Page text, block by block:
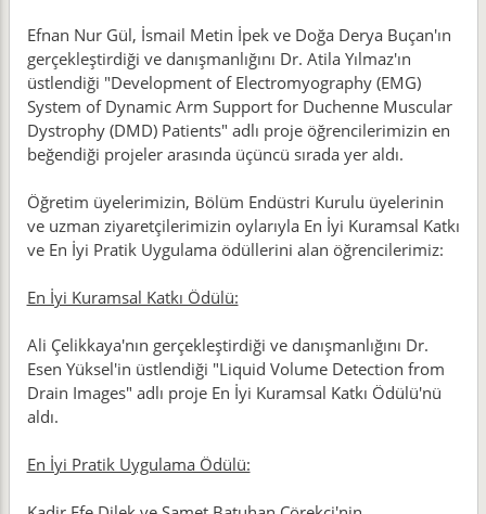
Efnan Nur Gül, İsmail Metin İpek ve Doğa Derya Buçan'ın
gerçekleştirdiği ve danışmanlığını Dr. Atila Yılmaz'ın
üstlendiği "Development of Electromyography (EMG)
System of Dynamic Arm Support for Duchenne Muscular
Dystrophy (DMD) Patients" adlı proje öğrencilerimizin en
beğendiği projeler arasında üçüncü sırada yer aldı.
Öğretim üyelerimizin, Bölüm Endüstri Kurulu üyelerinin
ve uzman ziyaretçilerimizin oylarıyla En İyi Kuramsal Katkı
ve En İyi Pratik Uygulama ödüllerini alan öğrencilerimiz:
En İyi Kuramsal Katkı Ödülü:
Ali Çelikkaya'nın gerçekleştirdiği ve danışmanlığını Dr.
Esen Yüksel'in üstlendiği "Liquid Volume Detection from
Drain Images" adlı proje En İyi Kuramsal Katkı Ödülü'nü
aldı.
En İyi Pratik Uygulama Ödülü: